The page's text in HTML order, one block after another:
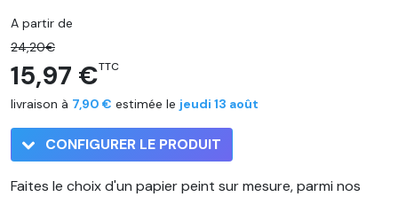
A partir de
24,20€
15,97 €TTC
livraison à 7,90 € estimée le jeudi 13 août
CONFIGURER LE PRODUIT
Faites le choix d'un papier peint sur mesure, parmi nos